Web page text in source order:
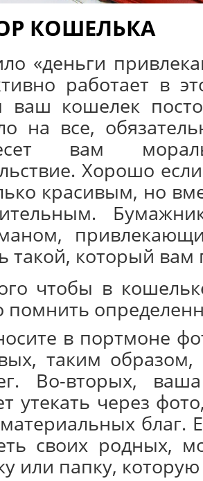
КОШЕЛЬКА
«деньги
работает в
ваш кошелек
на все,
вам
Хорошо
красивым, но
такой, который вам
чтобы в
помнить
в портмоне
таким образом,
Во-вторых,
утекать через
благ.
своих родных,
или папку,